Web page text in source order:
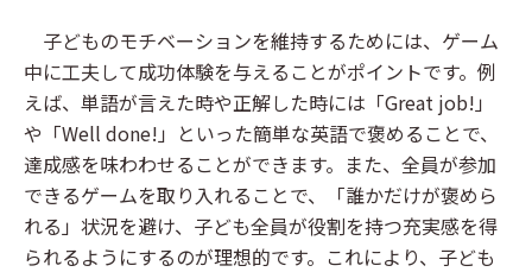
子どものモチベーションを維持するためには、ゲーム
中に工夫して成功体験を与えることがポイントです。例
えば、単語が言えた時や正解した時には「Great job!」
や「Well done!」といった簡単な英語で褒めることで、
達成感を味わわせることができます。また、全員が参加
できるゲームを取り入れることで、「誰かだけが褒めら
れる」状況を避け、子ども全員が役割を持つ充実感を得
られるようにするのが理想的です。これにより、子ども